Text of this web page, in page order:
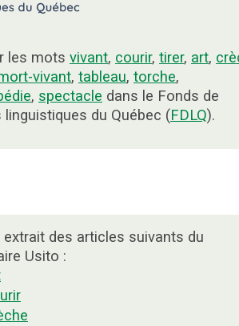
les mots vivant, courir, tirer, art,
vivant, tableau, torche,
, spectacle dans le Fonds de
linguistiques du Québec (FDLQ).
extrait des articles suivants du
Usito :